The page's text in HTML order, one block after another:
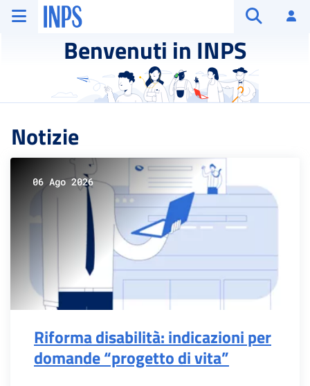
Vai al menu principale
Vai al contenuto principale
Vai al pie' di pagina
INPS ()
Benvenuti in INPS
Notizie
06 Ago 2026
Riforma disabilità: indicazioni per
domande “progetto di vita”